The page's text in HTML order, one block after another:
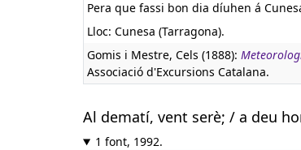
Pera que fassi bon dia díuhen á
Lloc: Cunesa (Tarragona).
Gomis i Mestre, Cels (1888):
Associació d'Excursions Catalana.
Al dematí, vent serè; / a deu
1 font, 1992.